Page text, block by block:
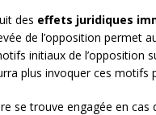
des effets juridiques
de l’opposition permet
initiaux de l’opposition
plus invoquer ces motifs
se trouve engagée en cas